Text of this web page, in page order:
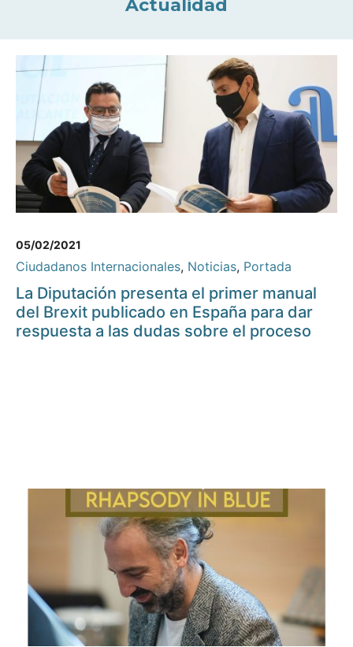
Actualidad
05/02/2021
Ciudadanos Internacionales, Noticias, Portada
La Diputación presenta el primer manual
del Brexit publicado en España para dar
respuesta a las dudas sobre el proceso